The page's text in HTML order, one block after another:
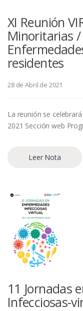
XI Reunión
Minoritarias /
residentes
28 de Abril de 2021
La reunión se
2021 Sección web
Leer Nota
11 Jornadas
Infecciosas-